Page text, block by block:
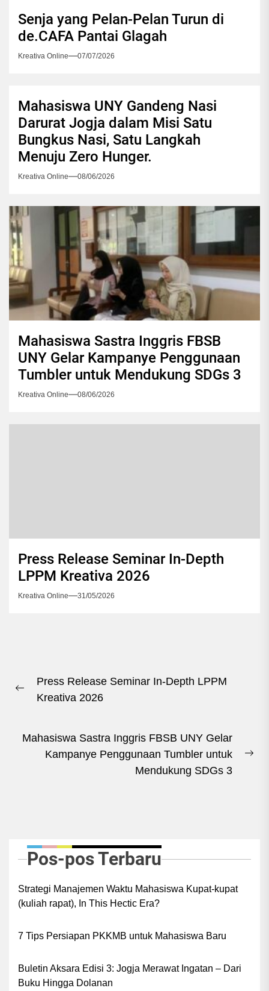
Senja yang Pelan-Pelan Turun di
de.CAFA Pantai Glagah
Kreativa Online 07/07/2026
Mahasiswa UNY Gandeng Nasi
Darurat Jogja dalam Misi Satu
Bungkus Nasi, Satu Langkah
Menuju Zero Hunger.
Kreativa Online 08/06/2026
Mahasiswa Sastra Inggris FBSB
UNY Gelar Kampanye Penggunaan
Tumbler untuk Mendukung SDGs 3
Kreativa Online 08/06/2026
Press Release Seminar In-Depth
LPPM Kreativa 2026
Kreativa Online 31/05/2026
pos
Previous
Press Release Seminar In-Depth LPPM
Kreativa 2026
Mahasiswa Sastra Inggris FBSB UNY Gelar
Kampanye Penggunaan Tumbler untuk
Mendukung SDGs 3
Pos-pos Terbaru
Strategi Manajemen Waktu Mahasiswa Kupat-kupat
(kuliah rapat), In This Hectic Era?
7 Tips Persiapan PKKMB untuk Mahasiswa Baru
Buletin Aksara Edisi 3: Jogja Merawat Ingatan – Dari
Buku Hingga Dolanan